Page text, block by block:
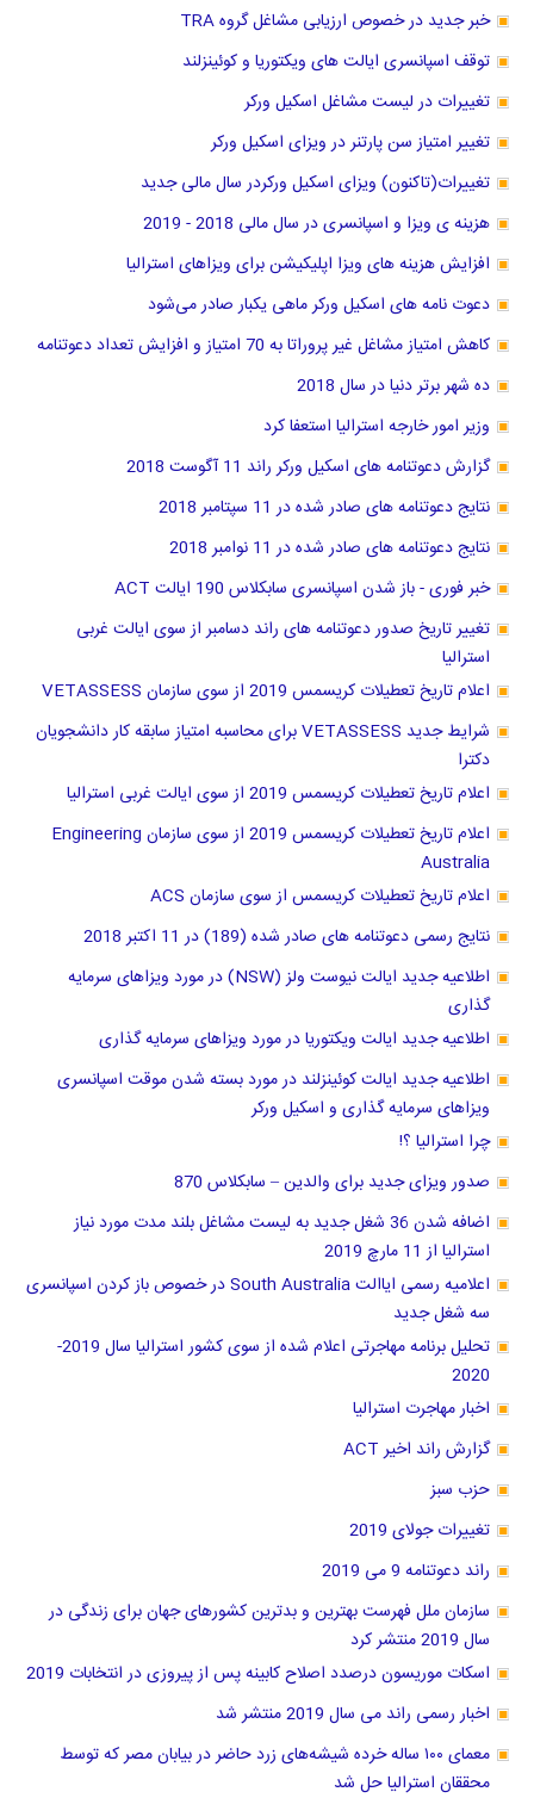
خبر جدید در خصوص ارزیابی مشاغل گروه TRA
توقف اسپانسری ایالت های ویکتوریا و کوئینزلند
تغییرات در لیست مشاغل اسکیل ورکر
تغییر امتیاز سن پارتنر در ویزای اسکیل ورکر
تغییرات(تاکنون) ویزای اسکیل ورکردر سال مالی جدید
هزینه ی ویزا و اسپانسری در سال مالی 2018 - 2019
افزایش هزینه های ویزا اپلیکیشن برای ویزاهای استرالیا
دعوت نامه های اسکیل ورکر ماهی یکبار صادر می‌شود
کاهش امتیاز مشاغل غیر پروراتا به 70 امتیاز و افزایش تعداد دعوتنامه
ده شهر برتر دنیا در سال 2018
وزیر امور خارجه استرالیا استعفا کرد
گزارش دعوتنامه های اسکیل ورکر راند 11 آگوست 2018
نتایج دعوتنامه های صادر شده در 11 سپتامبر 2018
نتایج دعوتنامه های صادر شده در 11 نوامبر 2018
خبر فوری - باز شدن اسپانسری سابکلاس 190 ایالت ACT
تغییر تاریخ صدور دعوتنامه های راند دسامبر از سوی ایالت غربی
استرالیا
اعلام تاریخ تعطیلات کریسمس 2019 از سوی سازمان VETASSESS
شرایط جدید VETASSESS برای محاسبه امتیاز سابقه کار دانشجویان
دکترا
اعلام تاریخ تعطیلات کریسمس 2019 از سوی ایالت غربی استرالیا
اعلام تاریخ تعطیلات کریسمس 2019 از سوی سازمان Engineering
Australia
اعلام تاریخ تعطیلات کریسمس از سوی سازمان ACS
نتایج رسمی دعوتنامه های صادر شده (189) در 11 اکتبر 2018
اطلاعیه جدید ایالت نیوست ولز (NSW) در مورد ویزاهای سرمایه
گذاری
اطلاعیه جدید ایالت ویکتوریا در مورد ویزاهای سرمایه گذاری
اطلاعیه جدید ایالت کوئینزلند در مورد بسته شدن موقت اسپانسری
ویزاهای سرمایه گذاری و اسکیل ورکر
چرا استرالیا ؟!
صدور ویزای جدید برای والدین – سابکلاس 870
اضافه شدن 36 شغل جدید به لیست مشاغل بلند مدت مورد نیاز
استرالیا از 11 مارچ 2019
اعلامیه رسمی ایاالت South Australia در خصوص باز کردن اسپانسری
سه شغل جدید
تحلیل برنامه مهاجرتی اعلام شده از سوی کشور استرالیا سال 2019-
2020
اخبار مهاجرت استرالیا
گزارش راند اخیر ACT
حزب سبز
تغییرات جولای 2019
راند دعوتنامه 9 می 2019
سازمان ملل فهرست بهترین و بدترین کشور‌های جهان برای زندگی در
سال 2019 منتشر کرد
اسکات موریسون درصدد اصلاح کابینه پس از پیروزی در انتخابات 2019
اخبار رسمی راند می سال 2019 منتشر شد
معمای ۱۰۰ ساله خرده شیشه‌های زرد حاضر در بیابان مصر که توسط
محققان استرالیا حل شد